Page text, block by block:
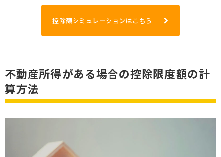
控除額シミュレーションはこちら
不動産所得がある場合の控除限度額の計
算方法